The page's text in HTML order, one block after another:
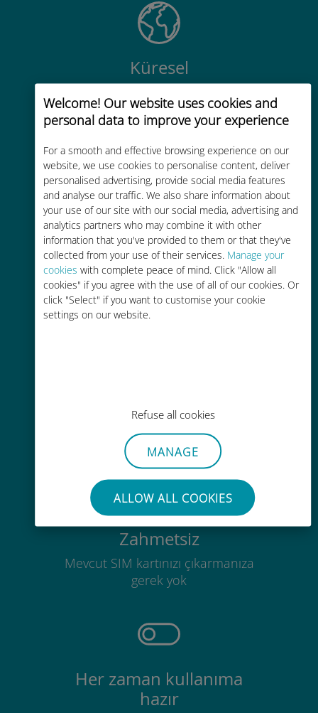
Welcome! Our website uses cookies and
personal data to improve your experience
For a smooth and effective browsing experience on our
website, we use cookies to personalise content, deliver
personalised advertising, provide social media features
and analyse our traffic. We also share information about
your use of our site with our social media, advertising and
analytics partners who may combine it with other
information that you've provided to them or that they've
collected from your use of their services. Manage your
cookies with complete peace of mind. Click "Allow all
cookies" if you agree with the use of all of our cookies. Or
click "Select" if you want to customise your cookie
settings on our website.
Refuse all cookies
MANAGE
ALLOW ALL COOKIES
Küresel
çapında yüksek kaliteli hücresel
bağlantı
Uygun maliyetli
Mevcut operatörünüzle dolaşım
ücretlerinden %90'a kadar daha
ucuz
Ubigi uygulaması aracılığıyla her
yerde, Wi-Fi veya kalan veri
olmadan bile
Zahmetsiz
Mevcut SIM kartınızı çıkarmanıza
gerek yok
Her zaman kullanıma
hazır